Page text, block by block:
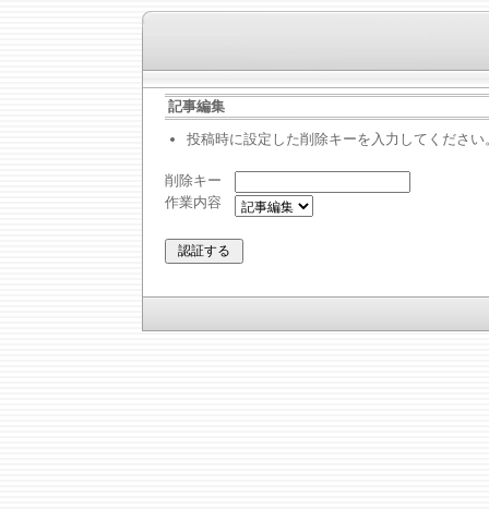
記事編集
投稿時に設定した削除キーを入力してください
削除キー
作業内容